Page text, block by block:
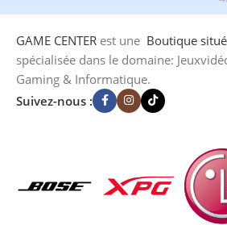
GAME CENTER est une Boutique
spécialisée dans le domaine:
Gaming & Informatique.
Suivez-nous :